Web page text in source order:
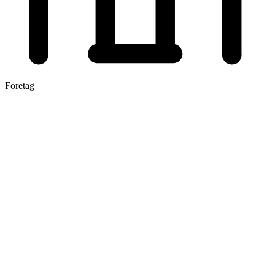
Företag